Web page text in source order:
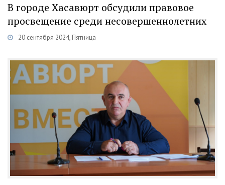
В городе Хасавюрт обсудили правовое
просвещение среди несовершеннолетних
20 сентября 2024, Пятница